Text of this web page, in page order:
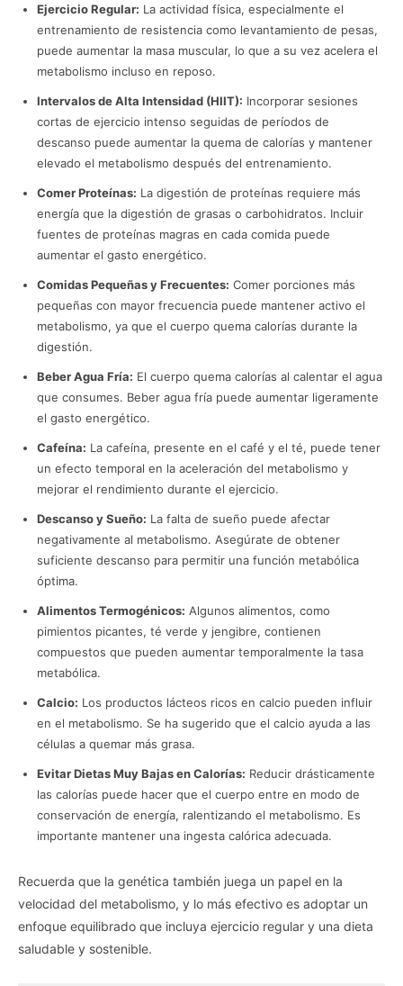
Ejercicio Regular: La actividad física, especialmente el
entrenamiento de resistencia como levantamiento de pesas,
puede aumentar la masa muscular, lo que a su vez acelera el
metabolismo incluso en reposo.
Intervalos de Alta Intensidad (HIIT): Incorporar sesiones
cortas de ejercicio intenso seguidas de períodos de
descanso puede aumentar la quema de calorías y mantener
elevado el metabolismo después del entrenamiento.
Comer Proteínas: La digestión de proteínas requiere más
energía que la digestión de grasas o carbohidratos. Incluir
fuentes de proteínas magras en cada comida puede
aumentar el gasto energético.
Comidas Pequeñas y Frecuentes: Comer porciones más
pequeñas con mayor frecuencia puede mantener activo el
metabolismo, ya que el cuerpo quema calorías durante la
digestión.
Beber Agua Fría: El cuerpo quema calorías al calentar el agua
que consumes. Beber agua fría puede aumentar ligeramente
el gasto energético.
Cafeína: La cafeína, presente en el café y el té, puede tener
un efecto temporal en la aceleración del metabolismo y
mejorar el rendimiento durante el ejercicio.
Descanso y Sueño: La falta de sueño puede afectar
negativamente al metabolismo. Asegúrate de obtener
suficiente descanso para permitir una función metabólica
óptima.
Alimentos Termogénicos: Algunos alimentos, como
pimientos picantes, té verde y jengibre, contienen
compuestos que pueden aumentar temporalmente la tasa
metabólica.
Calcio: Los productos lácteos ricos en calcio pueden influir
en el metabolismo. Se ha sugerido que el calcio ayuda a las
células a quemar más grasa.
Evitar Dietas Muy Bajas en Calorías: Reducir drásticamente
las calorías puede hacer que el cuerpo entre en modo de
conservación de energía, ralentizando el metabolismo. Es
importante mantener una ingesta calórica adecuada.
Recuerda que la genética también juega un papel en la
velocidad del metabolismo, y lo más efectivo es adoptar un
enfoque equilibrado que incluya ejercicio regular y una dieta
saludable y sostenible.